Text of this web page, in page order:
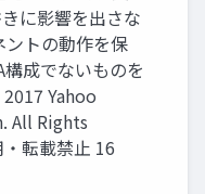
に影響を出さな
ントの動作を保
成でないものを
Yahoo
All Rights
転載禁止 16